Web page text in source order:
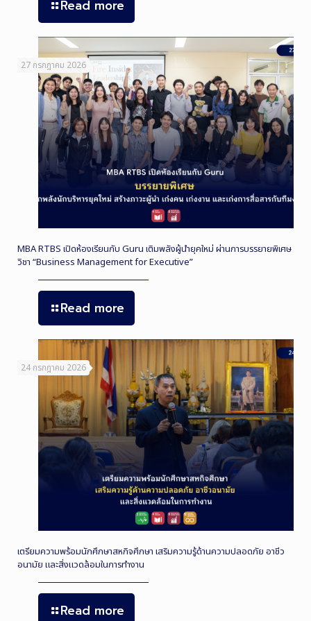
Read more
27 กรกฎาคม 2026
MBA RTBS เปิดห้องเรียนกับ Guru เติมพลังผู้นำยุคใหม่ ผ่านการบรรยายพิเศษ
วิชา “Business Management for Executive”
Read more
24 กรกฎาคม 2026
เตรียมความพร้อมนักศึกษาสหกิจศึกษา เสริมความรู้ด้านความปลอดภัย อาชีว
อนามัย และสิ่งแวดล้อมในการทำงาน
Read more